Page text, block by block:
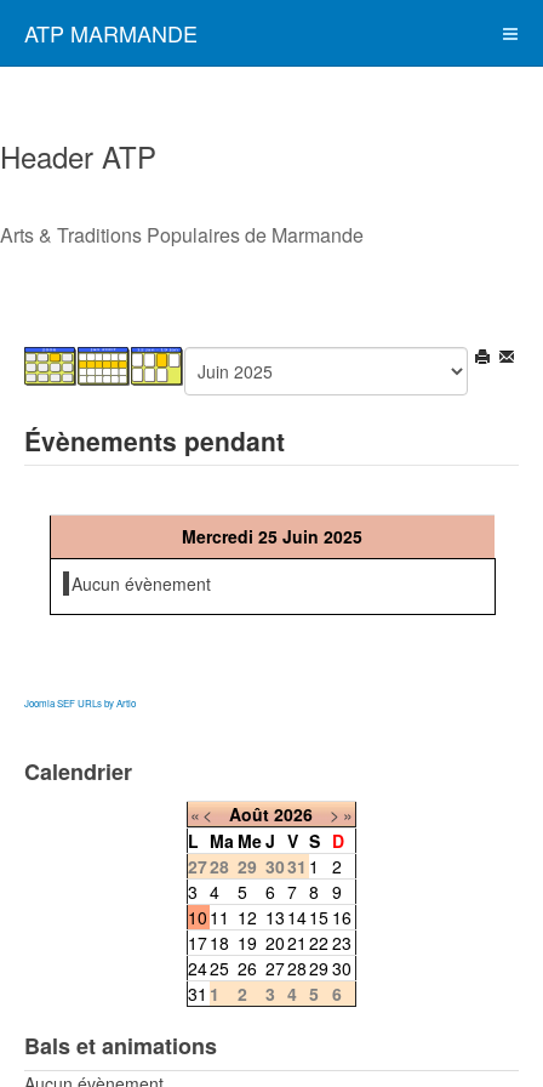
ATP MARMANDE
Header ATP
Arts & Traditions Populaires de Marmande
Évènements pendant
Mercredi 25 Juin 2025
Aucun évènement
Joomla SEF URLs by Artio
Calendrier
«< Août 2026 >»
L Ma MeJ V S D
2728 29 3031 1
2
3 4 5 6 7 8 9
10 11 12 13 1415 16
1718 19 2021 22 23
2425 26 27282930
31 1 2 3 4 5 6
Bals et animations